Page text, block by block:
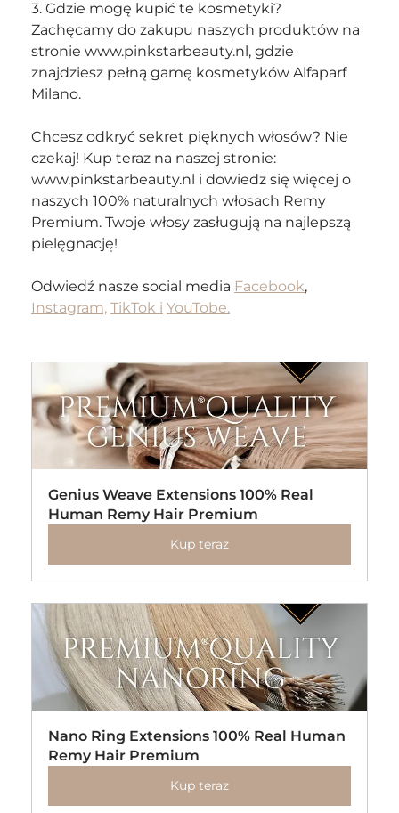
3. Gdzie mogę kupić te kosmetyki?
Zachęcamy do zakupu naszych produktów na
stronie www.pinkstarbeauty.nl, gdzie
znajdziesz pełną gamę kosmetyków Alfaparf
Milano.
Chcesz odkryć sekret pięknych włosów? Nie
czekaj! Kup teraz na naszej stronie:
www.pinkstarbeauty.nl i dowiedz się więcej o
naszych 100% naturalnych włosach Remy
Premium. Twoje włosy zasługują na najlepszą
pielęgnację!
Odwiedź nasze social media Facebook,
Instagram, TikTok i YouTobe.
Genius Weave Extensions 100% Real
Human Remy Hair Premium
Kup teraz
Nano Ring Extensions 100% Real Human
Remy Hair Premium
Kup teraz